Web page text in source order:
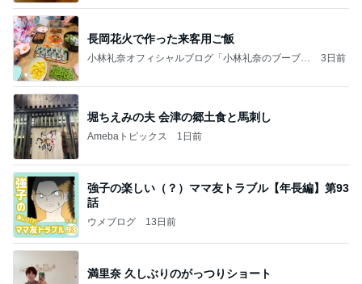
長岡花火で作った来客用ご飯
小林礼奈オフィシャルブログ「小林礼奈のブーブー
3日前
堀ちえみの夫 会津の郷土食と馬刺し
Amebaトピックス 1日前
強子の楽しい（？）ママ友トラブル【年長編】第93
話
ウメブログ 13日前
満里奈 久しぶりのがっつりショート